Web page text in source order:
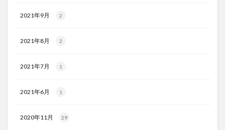
2021年9月 2
2021年8月 2
2021年7月 1
2021年6月 1
2020年11月 29